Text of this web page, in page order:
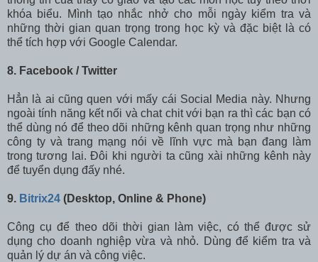
khóa biểu. Mình tạo nhắc nhở cho mỗi ngày kiểm tra và
những thời gian quan trọng trong học kỳ và đặc biệt là có
thể tích hợp với Google Calendar.
8. Facebook / Twitter
Hẳn là ai cũng quen với mấy cái Social Media này. Nhưng
ngoài tính năng kết nối và chat chit với bạn ra thì các bạn có
thể dùng nó để theo dõi những kênh quan trọng như những
công ty và trang mạng nói về lĩnh vực mà bạn đang làm
trong tương lai. Đôi khi người ta cũng xài những kênh này
để tuyển dụng đấy nhé.
9. Bitrix24 (Desktop, Online & Phone)
Công cụ để theo dõi thời gian làm việc, có thể được sử
dụng cho doanh nghiệp vừa và nhỏ. Dùng để kiểm tra và
quản lý dự án và công việc.